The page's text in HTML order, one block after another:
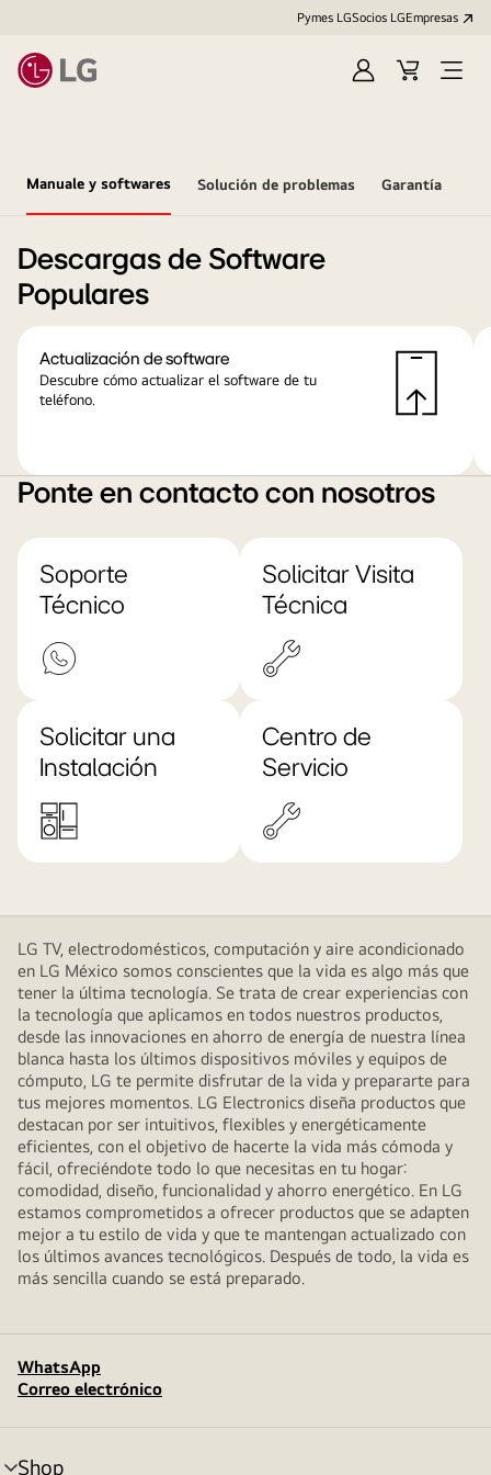
Pymes LGSocios LGEmpresas
IniciarCarritoOpen
Manuale y softwares Solución de problemas Garantía
Descargas de Software
Populares
Actualización de software
Descubre cómo actualizar el software de tu
teléfono.
Ponte en contacto con nosotros
Soporte
Técnico
Solicitar Visita
Técnica
Solicitar una
Instalación
Centro de
Servicio
LG TV, electrodomésticos, computación y aire acondicionado
en LG México somos conscientes que la vida es algo más que
tener la última tecnología. Se trata de crear experiencias con
la tecnología que aplicamos en todos nuestros productos,
desde las innovaciones en ahorro de energía de nuestra línea
blanca hasta los últimos dispositivos móviles y equipos de
cómputo, LG te permite disfrutar de la vida y prepararte para
tus mejores momentos. LG Electronics diseña productos que
destacan por ser intuitivos, flexibles y energéticamente
eficientes, con el objetivo de hacerte la vida más cómoda y
fácil, ofreciéndote todo lo que necesitas en tu hogar:
comodidad, diseño, funcionalidad y ahorro energético. En LG
estamos comprometidos a ofrecer productos que se adapten
mejor a tu estilo de vida y que te mantengan actualizado con
los últimos avances tecnológicos. Después de todo, la vida es
más sencilla cuando se está preparado.
WhatsApp
Correo electrónico
Shop